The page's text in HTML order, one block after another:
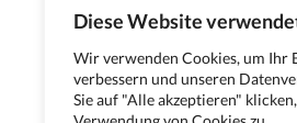
Diese Website
Wir verwenden Cookies, um Ihr
verbessern und unseren
Sie auf "Alle akzeptieren"